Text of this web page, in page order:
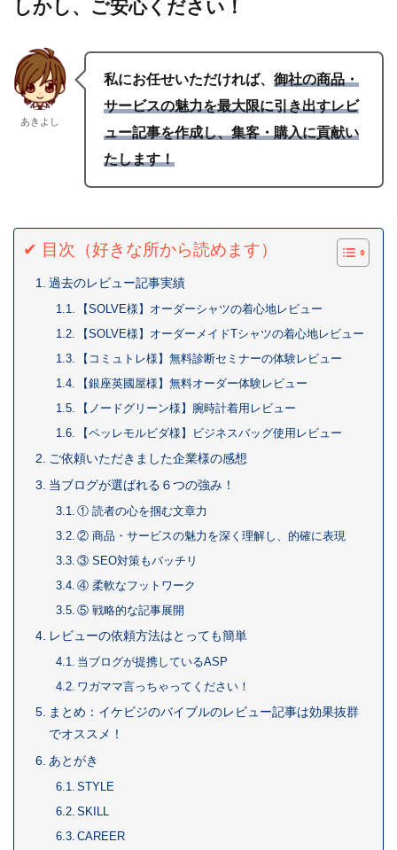
しかし、ご安心ください！
あきよし
私にお任せいただければ、 御社の商品・
サービスの魅力を最大限に引き出すレビ
ュー記事を作成し、集客・購入に貢献い
たします！
✔ 目次（好きな所から読めます）
過去のレビュー記事実績
【SOLVE様】オーダーシャツの着心地レビュー
【SOLVE様】オーダーメイドTシャツの着心地レビュー
【コミュトレ様】無料診断セミナーの体験レビュー
【銀座英國屋様】無料オーダー体験レビュー
【ノードグリーン様】腕時計着用レビュー
【ペッレモルビダ様】ビジネスバッグ使用レビュー
ご依頼いただきました企業様の感想
当ブログが選ばれる６つの強み！
① 読者の心を掴む文章力
② 商品・サービスの魅力を深く理解し、的確に表現
③ SEO対策もバッチリ
④ 柔軟なフットワーク
⑤ 戦略的な記事展開
レビューの依頼方法はとっても簡単
当ブログが提携しているASP
ワガママ言っちゃってください！
まとめ：イケビジのバイブルのレビュー記事は効果抜群
でオススメ！
あとがき
STYLE
SKILL
CAREER